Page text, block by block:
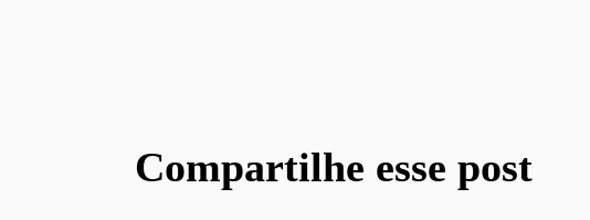
Compartilhe esse post